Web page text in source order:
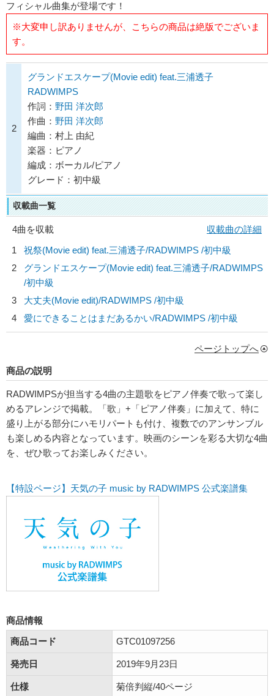
フィシャル曲集が登場です！
※大変申し訳ありませんが、こちらの商品は絶版でございま
す。
2
グランドエスケープ(Movie edit) feat.三浦透子
RADWIMPS
作詞： 野田 洋次郎
作曲： 野田 洋次郎
編曲：村上 由紀
楽器：ピアノ
編成：ボーカル/ピアノ
グレード：初中級
収載曲一覧
4曲を収載
収載曲の詳細
1
祝祭(Movie edit) feat.三浦透子/RADWIMPS /初中級
2
グランドエスケープ(Movie edit) feat.三浦透子/RADWIMPS
/初中級
3
大丈夫(Movie edit)/RADWIMPS /初中級
4
愛にできることはまだあるかい/RADWIMPS /初中級
ページトップへ
商品の説明
RADWIMPSが担当する4曲の主題歌をピアノ伴奏で歌って楽し
めるアレンジで掲載。「歌」+「ピアノ伴奏」に加えて、特に
盛り上がる部分にハモリパートも付け、複数でのアンサンブル
も楽しめる内容となっています。映画のシーンを彩る大切な4曲
を、ぜひ歌ってお楽しみください。
【特設ページ】天気の子 music by RADWIMPS 公式楽譜集
商品情報
商品コード
GTC01097256
発売日 2019年9月23日
仕様 菊倍判縦/40ページ